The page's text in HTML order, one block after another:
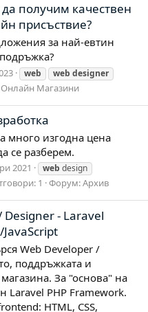
получим качествен
присъствие?
за най-евтин
web web designer
Онлайн Магазини
много изгодна цена
се разберем.
2021 web design
1 Форум:Архив
Designer - Laravel
JavaScript
Web Developer /
поддръжката и
За "основа" на
Laravel PHP Framework.
HTML, CSS,